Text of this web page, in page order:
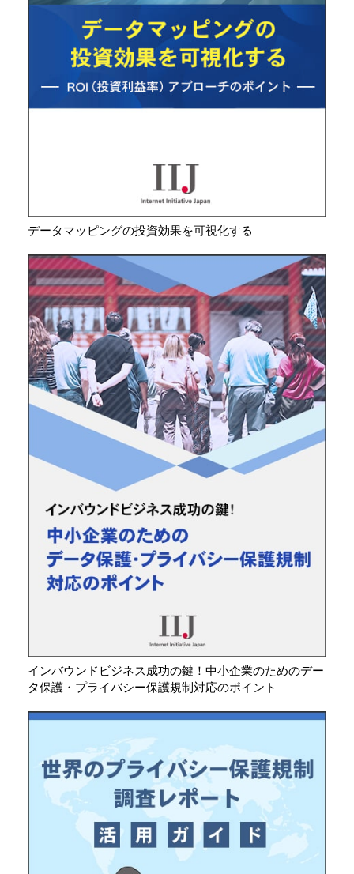
データマッピングの投資効果を可視化する
インバウンドビジネス成功の鍵！中小企業のためのデー
タ保護・プライバシー保護規制対応のポイント